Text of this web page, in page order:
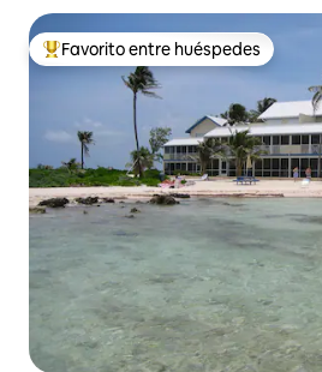
Favorito entre huéspedes preferido
Favorito entre huéspedes